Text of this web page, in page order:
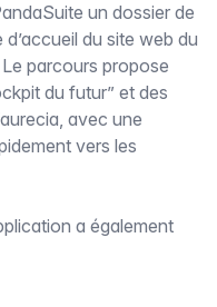
un dossier de
du site web du
parcours propose
du futur” et des
avec une
vers les
a également